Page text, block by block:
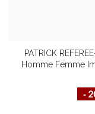
PATRICK
Homme Femme
Plusieurs
‐